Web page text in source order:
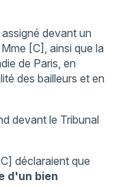
devant un
[C], ainsi que la
de Paris, en
des bailleurs et en
devant le Tribunal
déclaraient que
d'un bien